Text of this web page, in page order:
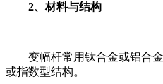
2、材料与结构
变幅杆常用钛合金或铝合金
或指数型结构。